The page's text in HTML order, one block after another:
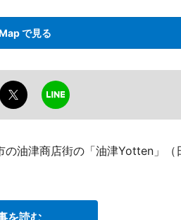
で見る
油津商店街の「油津Yotten」（